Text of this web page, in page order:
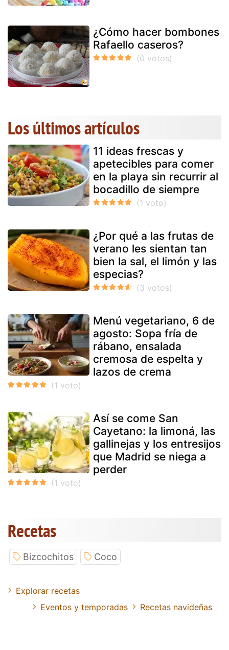
¿Cómo hacer bombones
Rafaello caseros?
Los últimos artículos
11 ideas frescas y
apetecibles para comer
en la playa sin recurrir al
bocadillo de siempre
¿Por qué a las frutas de
verano les sientan tan
bien la sal, el limón y las
especias?
Menú vegetariano, 6 de
agosto: Sopa fría de
rábano, ensalada
cremosa de espelta y
lazos de crema
Así se come San
Cayetano: la limoná, las
gallinejas y los entresijos
que Madrid se niega a
perder
Recetas
Bizcochitos Coco
Explorar recetas
Eventos y temporadas
Recetas navideñas